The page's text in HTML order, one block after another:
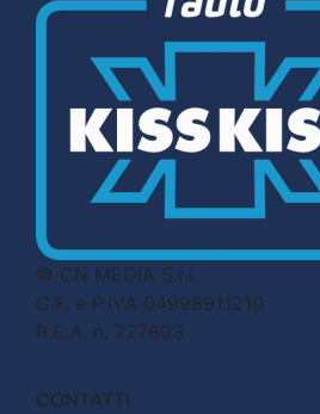
© CN MEDIA S.r.l.
C.F. e P.IVA 04998911210
R.E.A. n. 727803
CONTATTI